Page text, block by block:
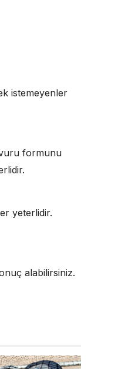
istemeyenler
formunu
yeterlidir.
alabilirsiniz.